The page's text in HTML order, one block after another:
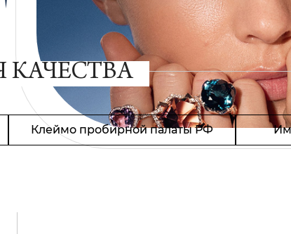
КАЧЕСТВА
Клеймо пробирной палаты РФ